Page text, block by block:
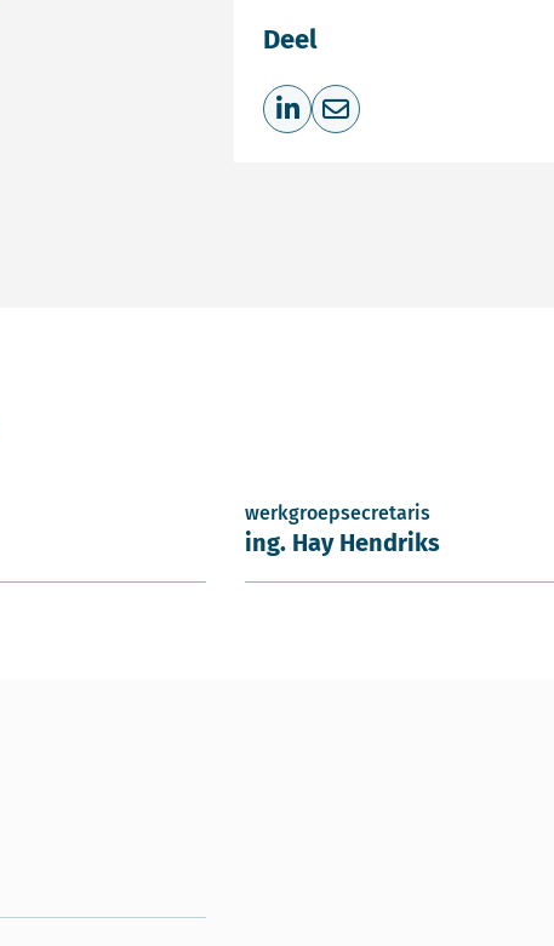
Deel
Deel op LinkedIn
Deel via e-mail
werkgroepsecretaris
ing. Hay Hendriks